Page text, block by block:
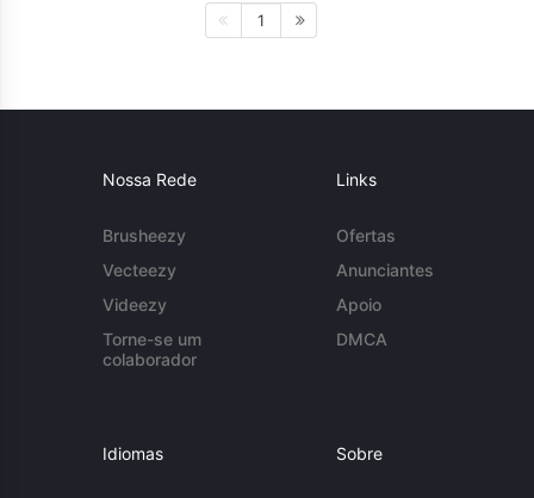
1
Nossa Rede
Brusheezy
Vecteezy
Videezy
Torne-se um
colaborador
Links
Ofertas
Anunciantes
Apoio
DMCA
Idiomas Sobre